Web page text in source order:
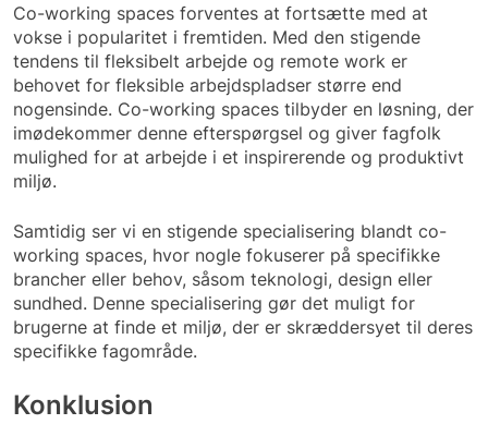
Co-working spaces forventes at fortsætte med at
vokse i popularitet i fremtiden. Med den stigende
tendens til fleksibelt arbejde og remote work er
behovet for fleksible arbejdspladser større end
nogensinde. Co-working spaces tilbyder en løsning, der
imødekommer denne efterspørgsel og giver fagfolk
mulighed for at arbejde i et inspirerende og produktivt
miljø.
Samtidig ser vi en stigende specialisering blandt co-
working spaces, hvor nogle fokuserer på specifikke
brancher eller behov, såsom teknologi, design eller
sundhed. Denne specialisering gør det muligt for
brugerne at finde et miljø, der er skræddersyet til deres
specifikke fagområde.
Konklusion